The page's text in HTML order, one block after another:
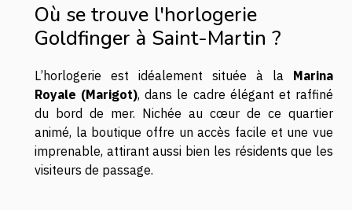
Où se trouve l'horlogerie
Goldfinger à Saint-Martin ?
L’horlogerie est idéalement située à la Marina
Royale (Marigot), dans le cadre élégant et raffiné
du bord de mer. Nichée au cœur de ce quartier
animé, la boutique offre un accès facile et une vue
imprenable, attirant aussi bien les résidents que les
visiteurs de passage.